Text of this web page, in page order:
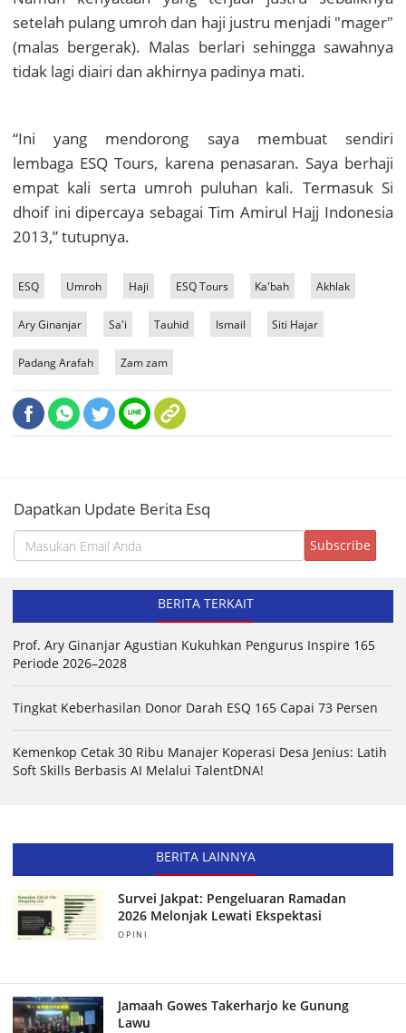
setelah pulang umroh dan haji justru menjadi "mager"
(malas bergerak). Malas berlari sehingga sawahnya
tidak lagi diairi dan akhirnya padinya mati.
“Ini yang mendorong saya membuat sendiri
lembaga ESQ Tours, karena penasaran. Saya berhaji
empat kali serta umroh puluhan kali. Termasuk Si
dhoif ini dipercaya sebagai Tim Amirul Hajj Indonesia
2013,” tutupnya.
ESQ Umroh Haji ESQ Tours Ka'bah Akhlak
Ary Ginanjar Sa'i Tauhid Ismail Siti Hajar
Padang Arafah Zam zam
Dapatkan Update Berita Esq
BERITA TERKAIT
Prof. Ary Ginanjar Agustian Kukuhkan Pengurus Inspire 165
Periode 2026–2028
Tingkat Keberhasilan Donor Darah ESQ 165 Capai 73 Persen
Kemenkop Cetak 30 Ribu Manajer Koperasi Desa Jenius: Latih
Soft Skills Berbasis AI Melalui TalentDNA!
BERITA LAINNYA
Survei Jakpat: Pengeluaran Ramadan
2026 Melonjak Lewati Ekspektasi
OPINI
Jamaah Gowes Takerharjo ke Gunung
Lawu